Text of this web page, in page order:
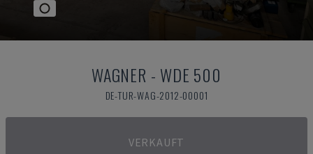
WAGNER - WDE 500
DE-TUR-WAG-2012-00001
VERKAUFT